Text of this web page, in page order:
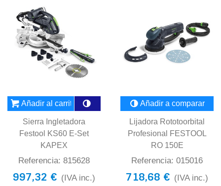
Añadir al carrito
Sierra Ingletadora
Festool KS60 E-Set
KAPEX
Referencia: 815628
997,32 € (IVA inc.)
Añadir a comparar
Lijadora Rototoorbital
Profesional FESTOOL
RO 150E
Referencia: 015016
718,68 € (IVA inc.)